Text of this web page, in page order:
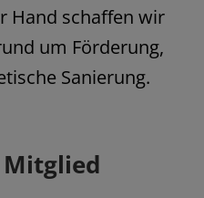
Hand schaffen wir
um Förderung,
Sanierung.